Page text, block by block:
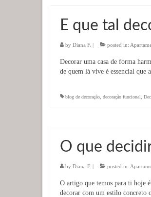
E que tal
by Diana F. | posted in:
Decorar uma casa de forma
de quem lá vive é essencial
blog de decoração decoração funcional
O que
by Diana F. | posted in:
O artigo que temos para ti hoje
decorar com um estilo concreto